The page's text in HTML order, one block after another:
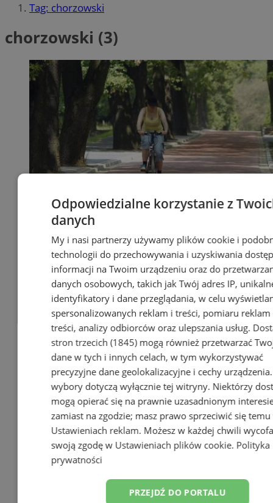
Tag: chorzowski
chorzowski (3)
Odpowiedzialne korzystanie z
danych
My i nasi partnerzy używamy plików cookie i
technologii do przechowywania i uzyskiwania
informacji na Twoim urządzeniu oraz do
danych osobowych, takich jak Twój adres IP,
identyfikatory i dane przeglądania, w celu
spersonalizowanych reklam i treści, pomiaru reklam
treści, analizy odbiorców oraz ulepszania usług.
stron trzecich (1845)mogą również przetwarzać
dane w tych i innych celach, w tym wykorzystywać
precyzyjne dane geolokalizacyjne i cechy
wybory dotyczą wyłącznie tej witryny. Niektórzy
mogą opierać się na prawnie uzasadnionym
zamiast na zgodzie; masz prawo sprzeciwić się temu
Ustawieniach reklam. Możesz w każdej chwili
swoją zgodę w Ustawieniach plików cookie. Polityka
prywatności
PRZEJDŹ DO PORTALU